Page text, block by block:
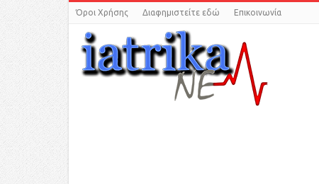
Όροι Χρήσης Διαφημιστείτε εδώ Επικοινωνία